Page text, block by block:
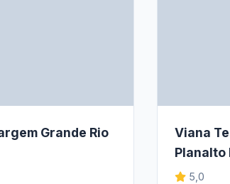
Grande Rio
Viana
Planalto
5,0